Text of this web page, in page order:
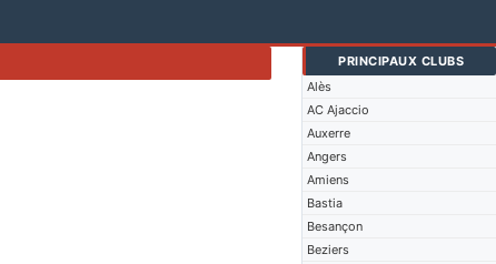
PRINCIPAUX CLUBS
Alès
AC Ajaccio
Auxerre
Angers
Amiens
Bastia
Besançon
Beziers